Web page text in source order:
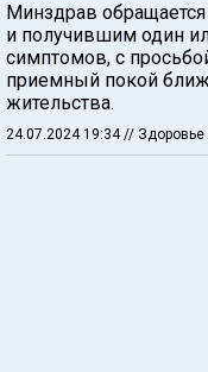
Минздрав
и получившим один
симптомов, с
приемный покой
жительства.
24.07.2024 19:34// Здоровье